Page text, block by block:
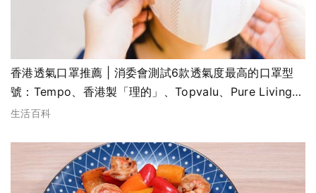
香港透氣口罩推薦 | 消委會測試6款透氣度最高的口罩型
號：Tempo、香港製「理的」、Topvalu、Pure Living、
Fresh、EG
生活百科